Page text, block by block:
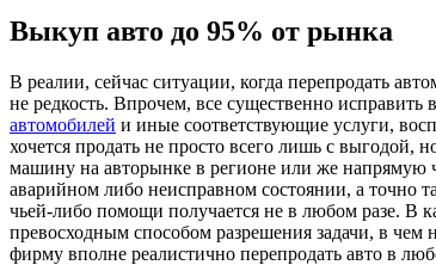
Выкуп авто до 95% от рынка
В рeaлии, сeйчaс ситуации, когда перепродать
не редкость. Впрочем, все существенно
автомобилей и иные соответствующие услуги,
хочется продать не просто всего лишь с выгодой,
машину на авторынке в регионе или же напрямую
аварийном либо неисправном состоянии, а точно
чьей-либо помощи получается не в любом разе. В
превосходным способом разрешения задачи, в
фирму вполне реалистично перепродать авто в